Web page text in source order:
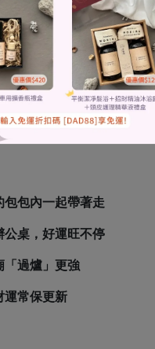
用
或包包裡，作爲招財小物
禮小物
招財小儀式」
自己說一句：「好運正在
包包內一起帶著走
公桌，好運旺不停
「過爐」更強
運常保更新